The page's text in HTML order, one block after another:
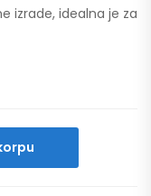
izrade, idealna je za